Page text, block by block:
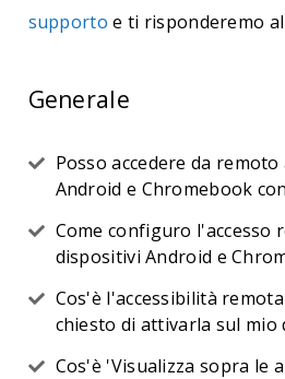
supporto e ti risponderemo
Generale
Posso accedere da
Android e Chromebook
Come configuro l'accesso
dispositivi Android e
Cos'è l'accessibilità
chiesto di attivarla sul mio
Cos'è 'Visualizza sopra le